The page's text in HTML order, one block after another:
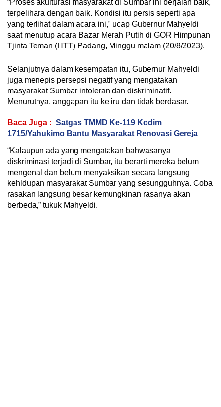
“Proses akulturasi masyarakat di Sumbar ini berjalan baik,
terpelihara dengan baik. Kondisi itu persis seperti apa
yang terlihat dalam acara ini,” ucap Gubernur Mahyeldi
saat menutup acara Bazar Merah Putih di GOR Himpunan
Tjinta Teman (HTT) Padang, Minggu malam (20/8/2023).
Selanjutnya dalam kesempatan itu, Gubernur Mahyeldi
juga menepis persepsi negatif yang mengatakan
masyarakat Sumbar intoleran dan diskriminatif.
Menurutnya, anggapan itu keliru dan tidak berdasar.
Baca Juga : Satgas TMMD Ke-119 Kodim
1715/Yahukimo Bantu Masyarakat Renovasi Gereja
“Kalaupun ada yang mengatakan bahwasanya
diskriminasi terjadi di Sumbar, itu berarti mereka belum
mengenal dan belum menyaksikan secara langsung
kehidupan masyarakat Sumbar yang sesungguhnya. Coba
rasakan langsung besar kemungkinan rasanya akan
berbeda,” tukuk Mahyeldi.